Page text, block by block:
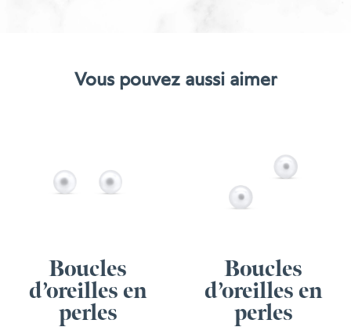
Vous pouvez aussi aimer
Boucles
d’oreilles en
perles
Boucles
d’oreilles en
perles